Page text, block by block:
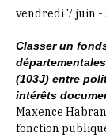
vendredi 7 juin -
Classer un
(103J) entre
intérêts
Maxence
fonction